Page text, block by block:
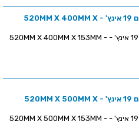
מארז אלומיניום 19 אינץ' - 520MM X 400MM X
מארז אלומיניום 19 אינץ' - 520MM X 400MM X 153MM -
מארז אלומיניום 19 אינץ' - 520MM X 500MM X
מארז אלומיניום 19 אינץ' - 520MM X 500MM X 153MM -